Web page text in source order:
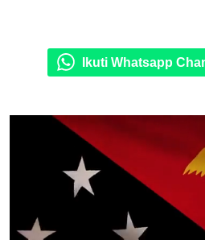
Ikuti Whatsapp